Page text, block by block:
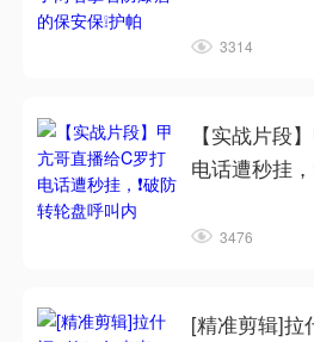
3314
【实战片段
电话遭秒挂
3476
[精准剪辑]拉